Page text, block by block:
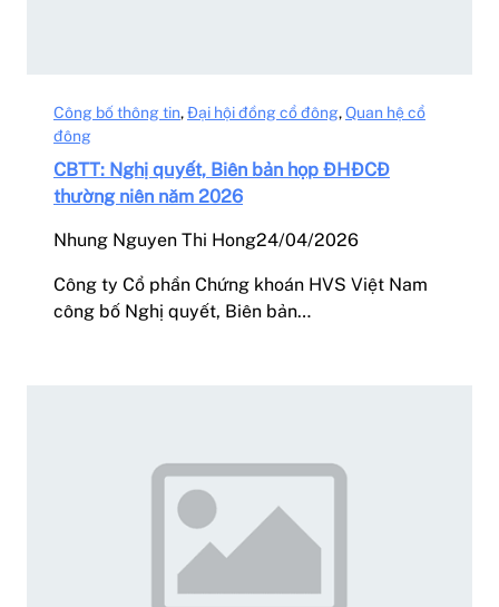
Công bố thông tin, Đại hội đồng cổ đông, Quan hệ cổ
đông
CBTT: Nghị quyết, Biên bản họp ĐHĐCĐ
thường niên năm 2026
Nhung Nguyen Thi Hong24/04/2026
Công ty Cổ phần Chứng khoán HVS Việt Nam
công bố Nghị quyết, Biên bản…